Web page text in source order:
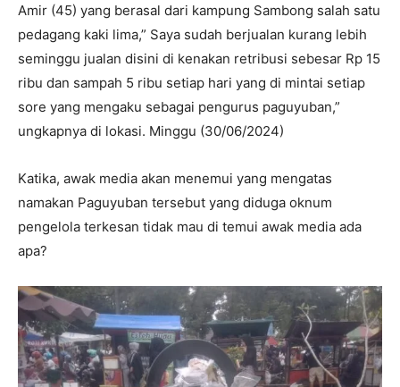
Amir (45) yang berasal dari kampung Sambong salah satu
pedagang kaki lima,” Saya sudah berjualan kurang lebih
seminggu jualan disini di kenakan retribusi sebesar Rp 15
ribu dan sampah 5 ribu setiap hari yang di mintai setiap
sore yang mengaku sebagai pengurus paguyuban,”
ungkapnya di lokasi. Minggu (30/06/2024)
Katika, awak media akan menemui yang mengatas
namakan Paguyuban tersebut yang diduga oknum
pengelola terkesan tidak mau di temui awak media ada
apa?